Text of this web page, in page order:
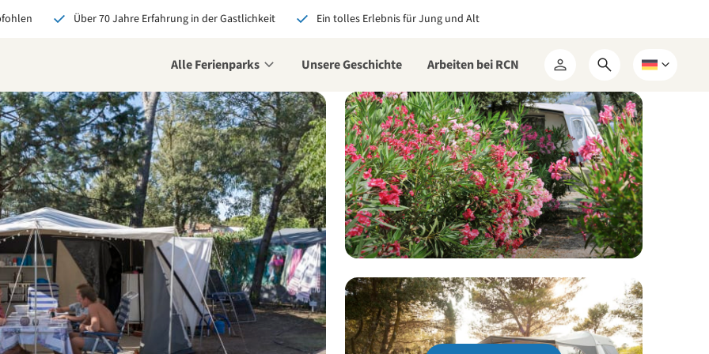
Über 70 Jahre Erfahrung in der Gastlichkeit Ein tolles Erlebnis für Jung und Alt
Alle Ferienparks Unsere Geschichte Arbeiten bei RCN
Mein
RCN
Suchformular
öffnen
Wählen
eine
Sprache